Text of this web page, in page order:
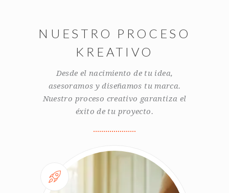
NUESTRO PROCESO
KREATIVO
Desde el nacimiento de tu idea,
asesoramos y diseñamos tu marca.
Nuestro proceso creativo garantiza el
éxito de tu proyecto.